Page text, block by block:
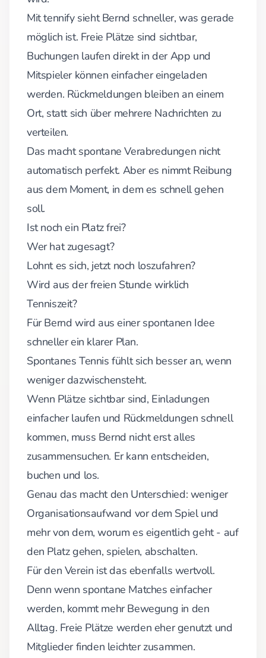
Mit tennify sieht Bernd schneller, was gerade
möglich ist. Freie Plätze sind sichtbar,
Buchungen laufen direkt in der App und
Mitspieler können einfacher eingeladen
werden. Rückmeldungen bleiben an einem
Ort, statt sich über mehrere Nachrichten zu
verteilen.
Das macht spontane Verabredungen nicht
automatisch perfekt. Aber es nimmt Reibung
aus dem Moment, in dem es schnell gehen
soll.
Ist noch ein Platz frei?
Wer hat zugesagt?
Lohnt es sich, jetzt noch loszufahren?
Wird aus der freien Stunde wirklich
Tenniszeit?
Für Bernd wird aus einer spontanen Idee
schneller ein klarer Plan.
Spontanes Tennis fühlt sich besser an, wenn
weniger dazwischensteht.
Wenn Plätze sichtbar sind, Einladungen
einfacher laufen und Rückmeldungen schnell
kommen, muss Bernd nicht erst alles
zusammensuchen. Er kann entscheiden,
buchen und los.
Genau das macht den Unterschied: weniger
Organisationsaufwand vor dem Spiel und
mehr von dem, worum es eigentlich geht - auf
den Platz gehen, spielen, abschalten.
Für den Verein ist das ebenfalls wertvoll.
Denn wenn spontane Matches einfacher
werden, kommt mehr Bewegung in den
Alltag. Freie Plätze werden eher genutzt und
Mitglieder finden leichter zusammen.